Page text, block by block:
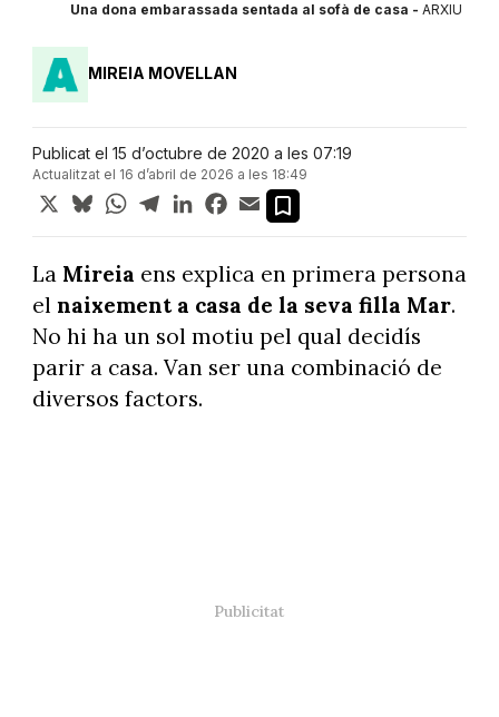
Una dona embarassada sentada al sofà de casa - ARXIU
MIREIA MOVELLAN
Publicat el 15 d’octubre de 2020 a les 07:19
Actualitzat el 16 d’abril de 2026 a les 18:49
X BlueskyWhatsApp
TelegramLinkedInFacebook
Email
La Mireia ens explica en primera persona
el naixement a casa de la seva filla Mar.
No hi ha un sol motiu pel qual decidís
parir a casa. Van ser una combinació de
diversos factors.